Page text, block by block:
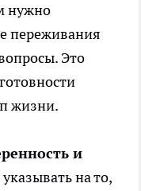
нужно
переживания
Это
жизни.
и
на то,